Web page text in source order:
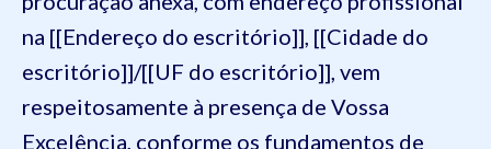
na [[Endereço do escritório]], [[Cidade do
escritório]]/[[UF do escritório]], vem
respeitosamente à presença de Vossa
Excelência, conforme os fundamentos de